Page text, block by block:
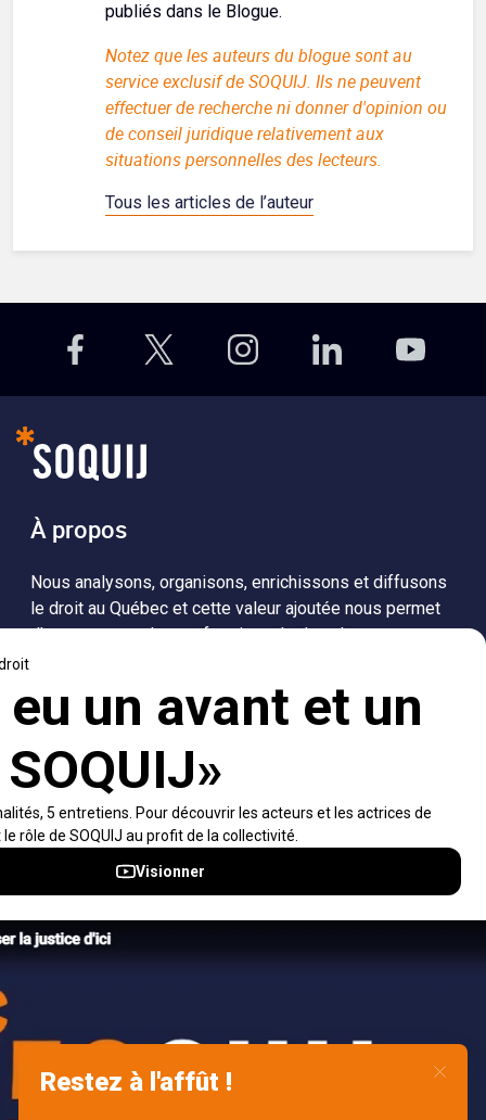
publiés dans le Blogue.
Notez que les auteurs du blogue sont au
service exclusif de SOQUIJ. Ils ne peuvent
effectuer de recherche ni donner d'opinion ou
de conseil juridique relativement aux
situations personnelles des lecteurs.
Tous les articles de l’auteur
À propos
Nous analysons, organisons, enrichissons et diffusons
le droit au Québec et cette valeur ajoutée nous permet
d’accompagner les professionnels dans leurs
population dans sa compréhension du droit.
Accès rapides
À propos
Nétiquette
Notifications et fils RSS
Accès à l’information